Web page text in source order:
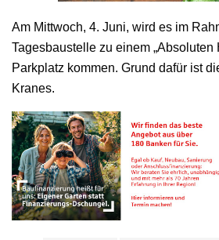
Am Mittwoch, 4. Juni, wird es im
Tagesbaustelle zu einem „Absoluten
Parkplatz kommen. Grund dafür ist
Kranes.